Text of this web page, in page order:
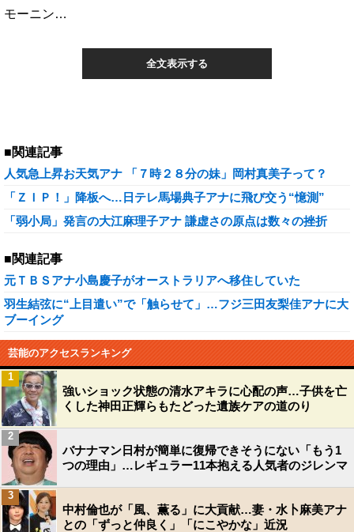
モーニン…
全文表示する
■関連記事
人気急上昇お天気アナ 「７時２８分の妹」岡村真美子って？
「ＺＩＰ！」降板へ…日テレ馬場典子アナに飛び交う“憶測”
「弱小局」発言の大江麻理子アナ 謙虚さの原点は数々の挫折
■関連記事
元ＴＢＳアナ小島慶子がオーストラリアへ移住していた
羽生結弦に“上目遣い”で「触らせて」…フジ三田友梨佳アナに大
ブーイング
芸能のアクセスランキング
強いショック状態の清水アキラに心配の声…子供を亡
くした神田正輝らもたどった遺族ケアの道のり
1
バナナマン日村が簡単に復帰できそうにない「もう1
つの理由」…レギュラー11本抱える人気者のジレンマ
2
中村倫也が「風、薫る」に大貢献…妻・水卜麻美アナ
との「ずっと仲良く」「にこやかな」近況
3